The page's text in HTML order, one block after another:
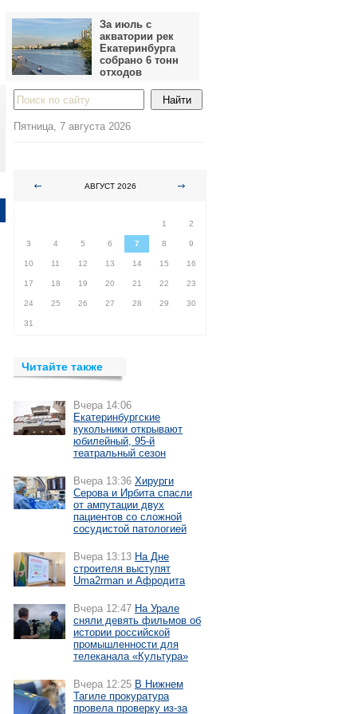
За июль с
акватории рек
Екатеринбурга
собрано 6 тонн
отходов
Пятница, 7 августа 2026
АВГУСТ 2026
1
2
3 4 5 6 7 8 9
10 11 12 13 14 15 16
17 18 19 20 21 22 23
24 25 26 27 28 29 30
31
Читайте также
Вчера 14:06
Екатеринбургские
кукольники открывают
юбилейный, 95-й
театральный сезон
Вчера 13:36 Хирурги
Серова и Ирбита спасли
от ампутации двух
пациентов со сложной
сосудистой патологией
Вчера 13:13 На Дне
строителя выступят
Uma2rman и Афродита
Вчера 12:47 На Урале
сняли девять фильмов об
истории российской
промышленности для
телеканала «Культура»
Вчера 12:25 В Нижнем
Тагиле прокуратура
провела проверку из-за